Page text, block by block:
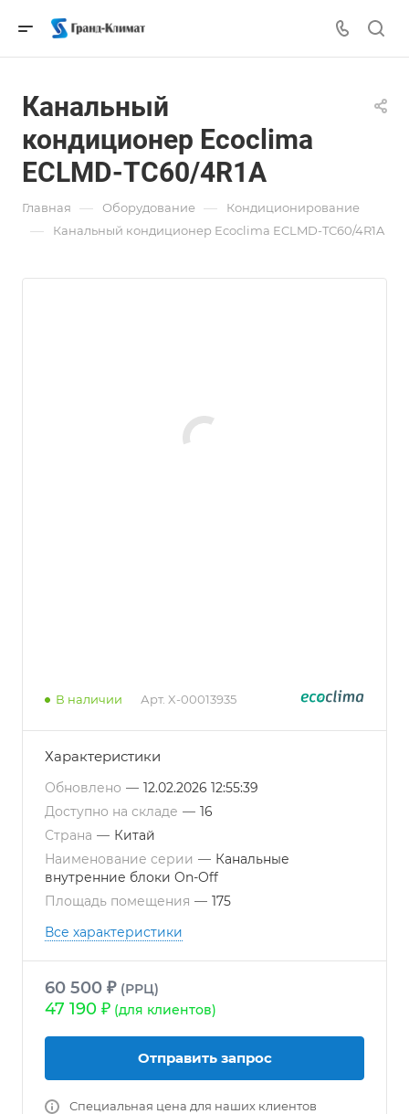
Канальный
кондиционер Ecoclima
ECLMD-TC60/4R1A
Главная — Оборудование — Кондиционирование
— Канальный кондиционер Ecoclima ECLMD-TC60/4R1A
В наличии Арт. X-00013935
Характеристики
Обновлено — 12.02.2026 12:55:39
Доступно на складе — 16
Страна — Китай
Наименование серии — Канальные
внутренние блоки On-Off
Площадь помещения — 175
Все характеристики
60 500 ₽ (РРЦ)
47 190 ₽ (для клиентов)
Отправить запрос
Специальная цена для наших клиентов